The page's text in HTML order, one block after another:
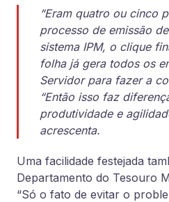
“Eram quatro ou cinco
processo de emissão
sistema IPM, o clique
folha já gera todos os
Servidor para fazer a
“Então isso faz
produtividade e
acrescenta.
Uma facilidade festejada
Departamento do Tesouro
“Só o fato de evitar o